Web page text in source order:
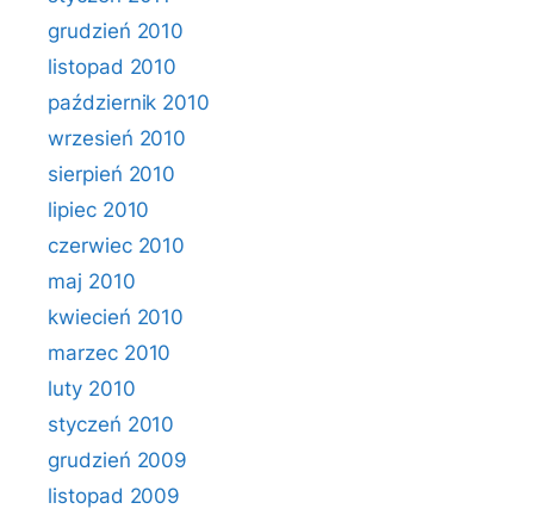
grudzień 2010
listopad 2010
październik 2010
wrzesień 2010
sierpień 2010
lipiec 2010
czerwiec 2010
maj 2010
kwiecień 2010
marzec 2010
luty 2010
styczeń 2010
grudzień 2009
listopad 2009